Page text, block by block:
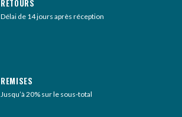
RETOURS
Délai de 14 jours après réception
REMISES
Jusqu’à 20% sur le sous-total